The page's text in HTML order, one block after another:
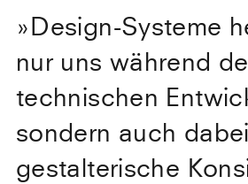
» Design-Systeme
nur uns während
technischen
sondern auch
gestalterische